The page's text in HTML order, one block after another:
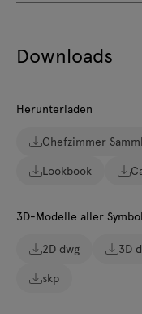
Downloads
Herunterladen
Chefzimmer
Lookbook
3D-Modelle aller
2D dwg 3D
skp